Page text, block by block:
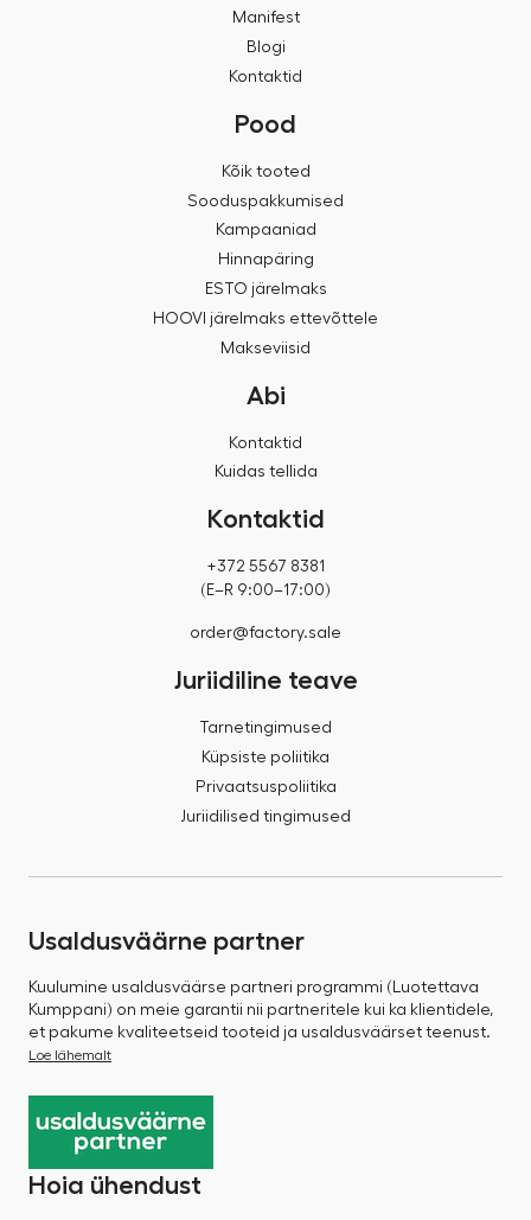
Manifest
Blogi
Kontaktid
Pood
Kõik tooted
Sooduspakkumised
Kampaaniad
Hinnapäring
ESTO järelmaks
HOOVI järelmaks ettevõttele
Makseviisid
Abi
Kontaktid
Kuidas tellida
Kontaktid
+372 5567 8381
(E–R 9:00–17:00)
order@factory.sale
Juriidiline teave
Tarnetingimused
Küpsiste poliitika
Privaatsuspoliitika
Juriidilised tingimused
Usaldusväärne partner
Kuulumine usaldusväärse partneri programmi (Luotettava
Kumppani) on meie garantii nii partneritele kui ka klientidele,
et pakume kvaliteetseid tooteid ja usaldusväärset teenust.
Loe lähemalt
Hoia ühendust